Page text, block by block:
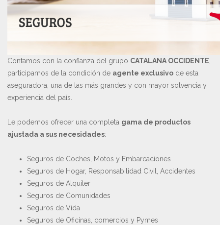
Contamos con la confianza del grupo CATALANA OCCIDENTE
participamos de la condición de agente exclusivo de esta
aseguradora, una de las más grandes y con mayor solvencia y
experiencia del país.
Le podemos ofrecer una completa gama de productos
ajustada a sus necesidades:
Seguros de Coches, Motos y Embarcaciones
Seguros de Hogar, Responsabilidad Civil, Accidentes
Seguros de Alquiler
Seguros de Comunidades
Seguros de Vida
Seguros de Oficinas, comercios y Pymes